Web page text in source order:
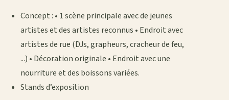
Concept : • 1 scène principale avec de jeunes
artistes et des artistes reconnus • Endroit avec
artistes de rue (DJs, grapheurs, cracheur de feu,
...) • Décoration originale • Endroit avec une
nourriture et des boissons variées.
Stands d’exposition